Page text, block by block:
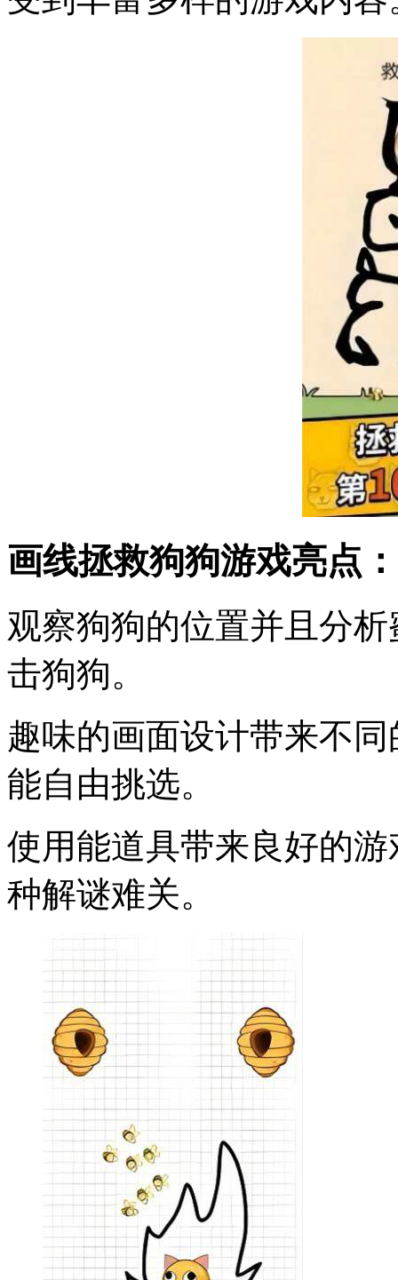
画线拯救狗狗游戏亮点：
观察狗狗的位置并且分
击狗狗。
趣味的画面设计带来不
能自由挑选。
使用能道具带来良好的
种解谜难关。